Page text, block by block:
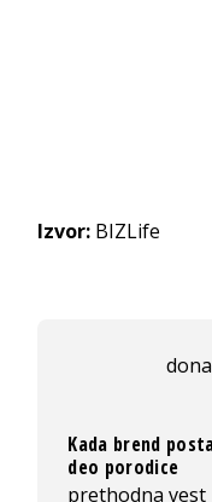
Izvor: BIZLife
Kada brend
deo porodice
prethodna vest